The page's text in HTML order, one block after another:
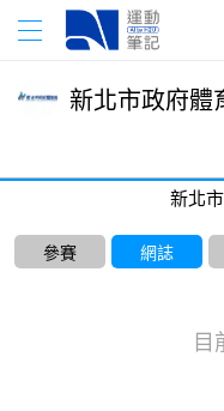
新北市政府體
新北
參賽 網誌
目